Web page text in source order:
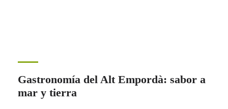
Gastronomía del Alt Empordà: sabor a
mar y tierra